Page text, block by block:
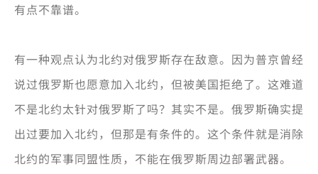
有点不靠谱。
有一种观点认为北约对俄罗斯存在敌意。因为普京曾经
说过俄罗斯也愿意加入北约，但被美国拒绝了。这难道
不是北约太针对俄罗斯了吗？其实不是。俄罗斯确实提
出过要加入北约，但那是有条件的。这个条件就是消除
北约的军事同盟性质，不能在俄罗斯周边部署武器。